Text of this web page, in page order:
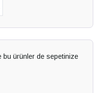
bu ürünler de sepetinize